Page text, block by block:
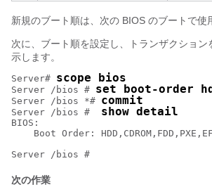
新規のブート順は、次の BIOS のブートで使
次に、ブート順を設定し、トランザクション
示します。
Server# scope bios
Server /bios # set boot-order
Server /bios *# commit
Server /bios # show detail
BIOS:
Boot Order:
次の作業